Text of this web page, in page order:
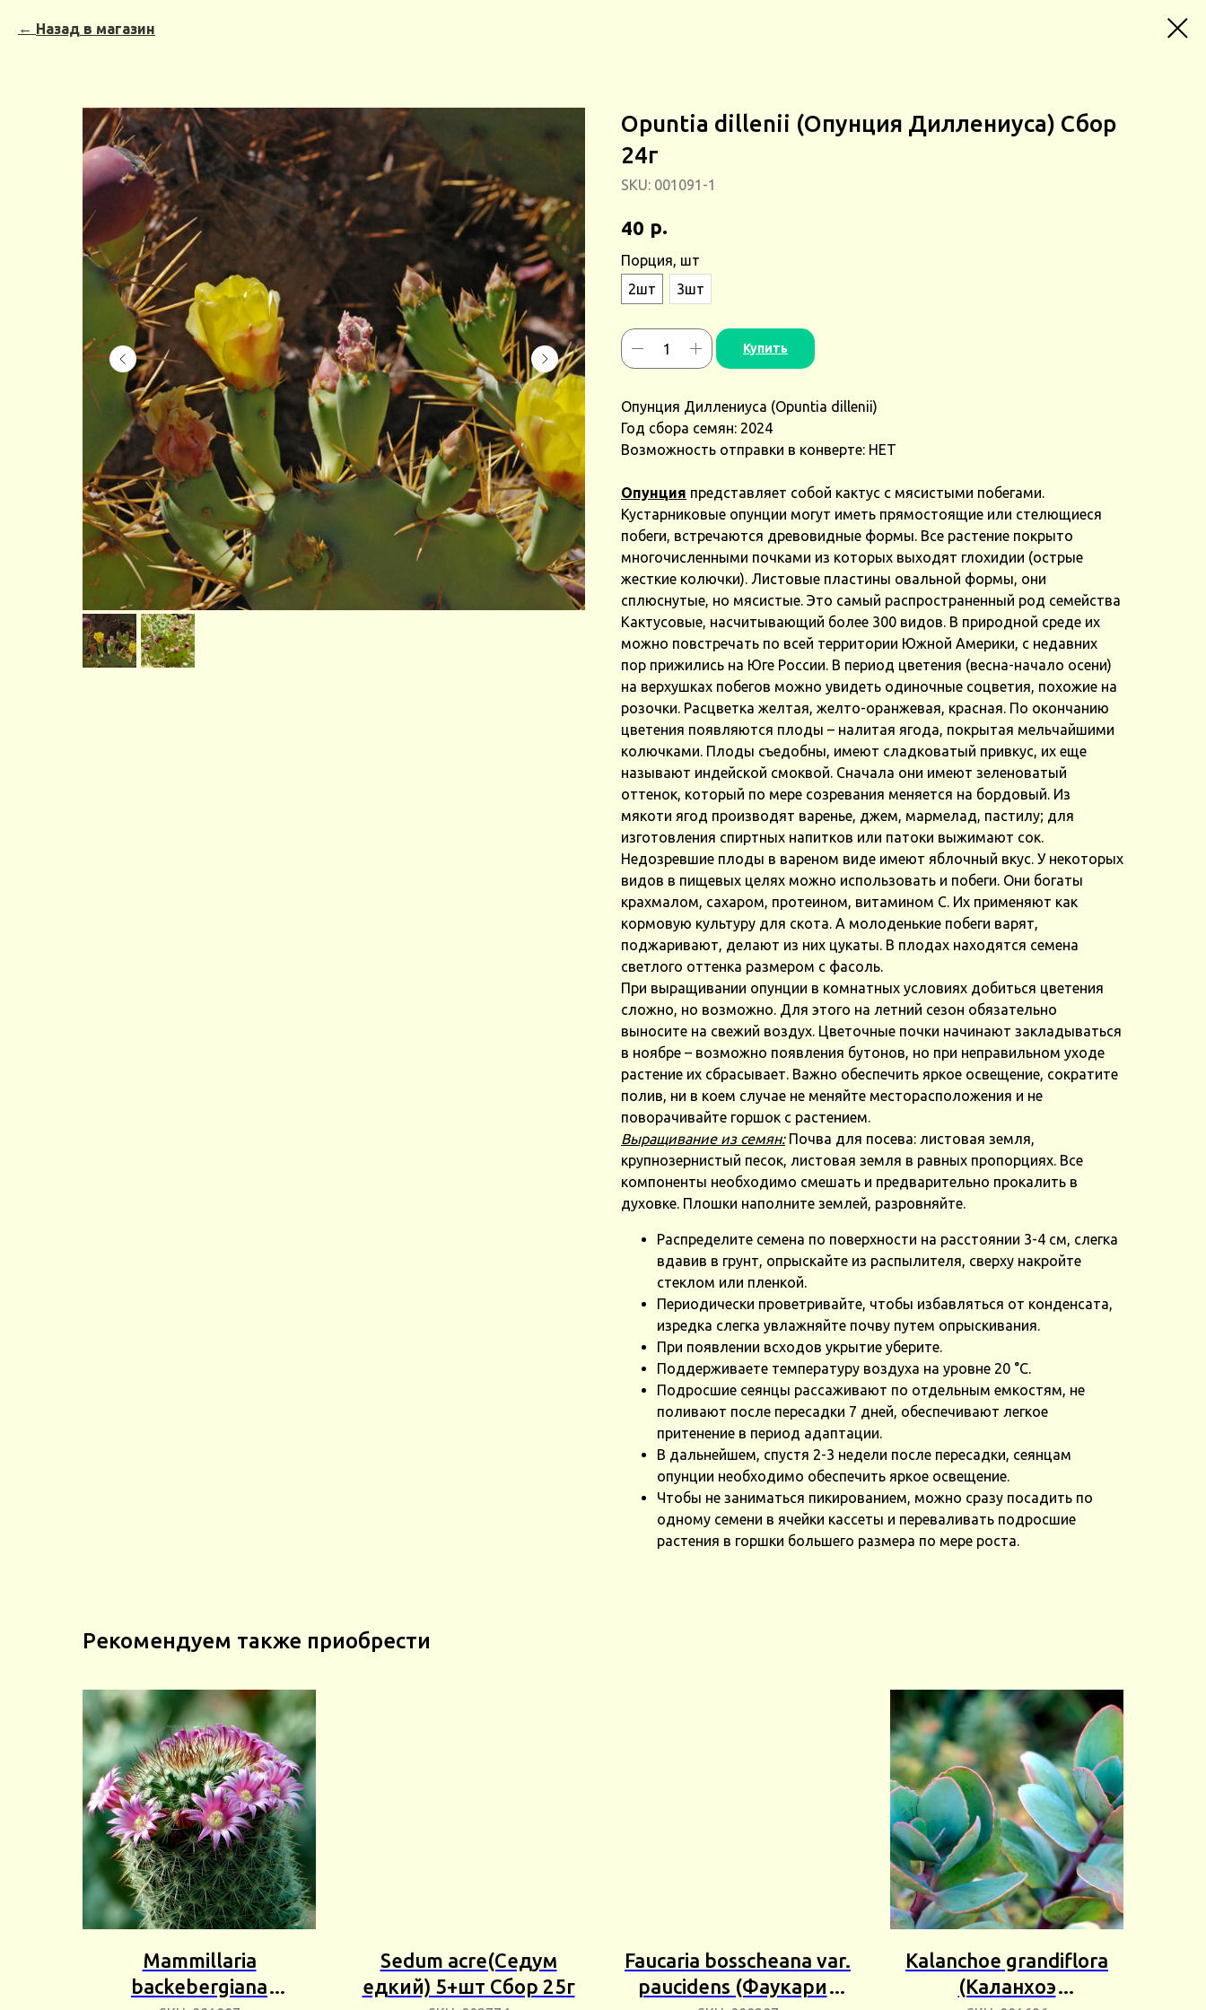
Назад в магазин
Opuntia dillenii (Опунция Диллениуса) Сбор
24г
SKU: 001091-1
40 р.
Порция, шт
2шт
3шт
Купить
Опунция Диллениуса (Opuntia dillenii)
Год сбора семян: 2024
Возможность отправки в конверте: НЕТ
Опунция представляет собой кактус с мясистыми побегами.
Кустарниковые опунции могут иметь прямостоящие или стелющиеся
побеги, встречаются древовидные формы. Все растение покрыто
многочисленными почками из которых выходят глохидии (острые
жесткие колючки). Листовые пластины овальной формы, они
сплюснутые, но мясистые. Это самый распространенный род семейства
Кактусовые, насчитывающий более 300 видов. В природной среде их
можно повстречать по всей территории Южной Америки, с недавних
пор прижились на Юге России. В период цветения (весна-начало осени)
на верхушках побегов можно увидеть одиночные соцветия, похожие на
розочки. Расцветка желтая, желто-оранжевая, красная. По окончанию
цветения появляются плоды – налитая ягода, покрытая мельчайшими
колючками. Плоды съедобны, имеют сладковатый привкус, их еще
называют индейской смоквой. Сначала они имеют зеленоватый
оттенок, который по мере созревания меняется на бордовый. Из
мякоти ягод производят варенье, джем, мармелад, пастилу; для
изготовления спиртных напитков или патоки выжимают сок.
Недозревшие плоды в вареном виде имеют яблочный вкус. У некоторых
видов в пищевых целях можно использовать и побеги. Они богаты
крахмалом, сахаром, протеином, витамином С. Их применяют как
кормовую культуру для скота. А молоденькие побеги варят,
поджаривают, делают из них цукаты. В плодах находятся семена
светлого оттенка размером с фасоль.
При выращивании опунции в комнатных условиях добиться цветения
сложно, но возможно. Для этого на летний сезон обязательно
выносите на свежий воздух. Цветочные почки начинают закладываться
в ноябре – возможно появления бутонов, но при неправильном уходе
растение их сбрасывает. Важно обеспечить яркое освещение, сократите
полив, ни в коем случае не меняйте месторасположения и не
поворачивайте горшок с растением.
Выращивание из семян: Почва для посева: листовая земля,
крупнозернистый песок, листовая земля в равных пропорциях. Все
компоненты необходимо смешать и предварительно прокалить в
духовке. Плошки наполните землей, разровняйте.
Распределите семена по поверхности на расстоянии 3-4 см, слегка
вдавив в грунт, опрыскайте из распылителя, сверху накройте
стеклом или пленкой.
Периодически проветривайте, чтобы избавляться от конденсата,
изредка слегка увлажняйте почву путем опрыскивания.
При появлении всходов укрытие уберите.
Поддерживаете температуру воздуха на уровне 20 °C.
Подросшие сеянцы рассаживают по отдельным емкостям, не
поливают после пересадки 7 дней, обеспечивают легкое
притенение в период адаптации.
В дальнейшем, спустя 2-3 недели после пересадки, сеянцам
опунции необходимо обеспечить яркое освещение.
Чтобы не заниматься пикированием, можно сразу посадить по
одному семени в ячейки кассеты и переваливать подросшие
растения в горшки большего размера по мере роста.
Рекомендуем также приобрести
Mammillaria
backebergiana
Sedum acre(Седум
едкий) 5+шт Сбор 25г
Faucaria bosscheana var.
paucidens (Фаукария
Kalanchoe grandiflora
(Каланхоэ